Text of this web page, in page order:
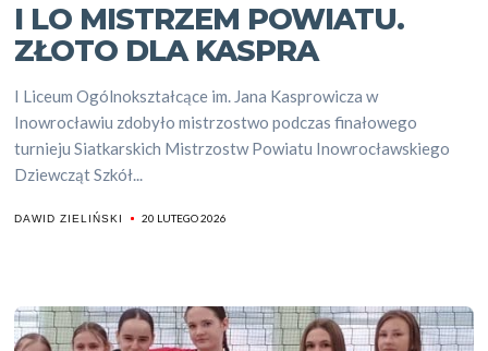
I LO MISTRZEM POWIATU.
ZŁOTO DLA KASPRA
I Liceum Ogólnokształcące im. Jana Kasprowicza w
Inowrocławiu zdobyło mistrzostwo podczas finałowego
turnieju Siatkarskich Mistrzostw Powiatu Inowrocławskiego
Dziewcząt Szkół...
DAWID ZIELIŃSKI 20 LUTEGO 2026